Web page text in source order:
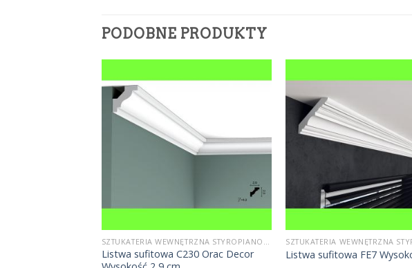
PODOBNE PRODUKTY
SZTUKATERIA WEWNĘTRZNA STYROPIANOWA
Listwa sufitowa C230 Orac Decor
Listwa sufitowa FE7